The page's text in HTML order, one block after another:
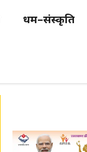
धर्म–संस्कृति